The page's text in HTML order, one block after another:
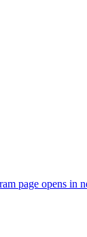
page opens in